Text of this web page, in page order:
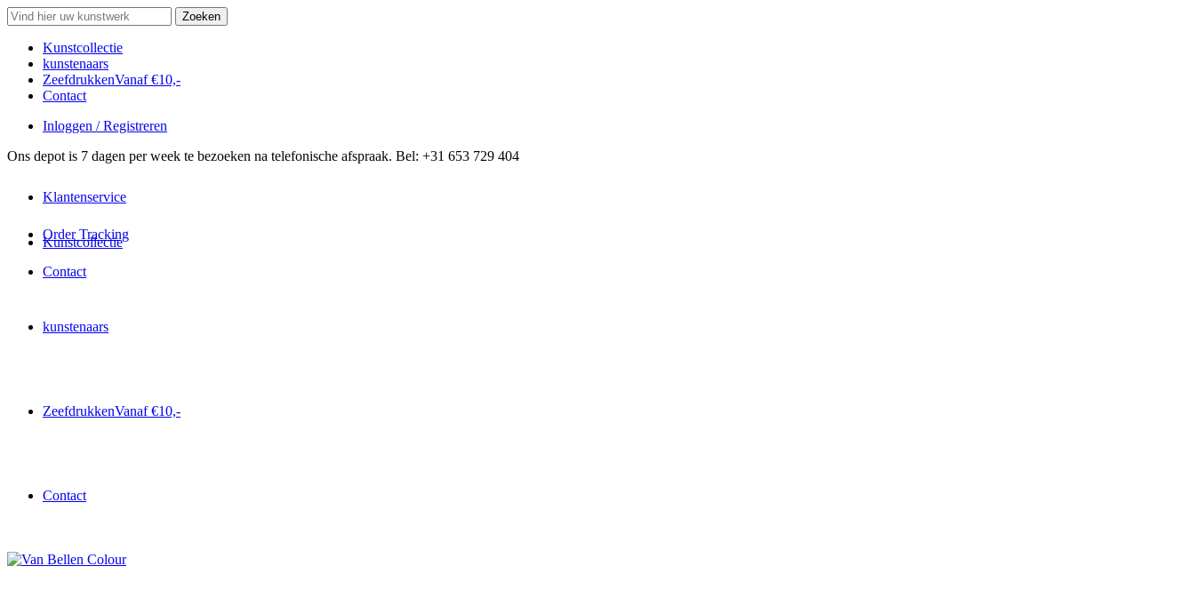
Search
for:
Zoeken
Kunstcollectie
kunstenaars
ZeefdrukkenVanaf €10,-
Contact
Inloggen / Registreren
Ons depot is 7 dagen per week te bezoeken na telefonische afspraak. Bel: +31 653 729 404
Klantenservice
Order Tracking
Contact
Kunstcollectie
kunstenaars
ZeefdrukkenVanaf €10,-
Contact